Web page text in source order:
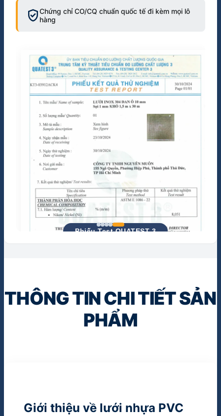
verified_userChứng chỉ CO/CQ chuẩn quốc tế đi kèm mọi lô
hàng
Chứng nhận ISO 9001:2015
Phiếu Test QUATEST 3
THÔNG TIN CHI TIẾT SẢN
PHẨM
Giới thiệu về lưới nhựa PVC